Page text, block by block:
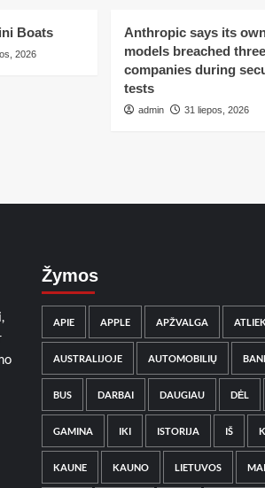
Boats
2026
Anthropic says its
models breached three
companies during
tests
admin 31 liepos, 2026
Žymos
APIE APPLE APŽVALGA
AUSTRALIJOJE AUTOMOBILIŲ
BUS DARBAI DAUGIAU DĖL
GAMINA IKI ISTORIJA IŠ
KAUNE KAUNO LIETUVOS